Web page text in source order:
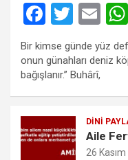
F
ce
b
o
o
k
T
wi
tt
er
E
m
ail
Bir kimse günde yüz
onun günahları deniz
bağışlanır.” Buhârî,
DINI
Aile
26